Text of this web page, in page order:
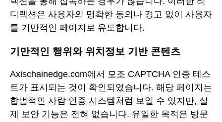
디렉션은 사용자의 명확한 동의나 경고 없이 사용자
를 기만적인 페이지로 유도합니다.
기만적인 행위와 위치정보 기반 콘텐츠
Axischainedge.com에서 모조 CAPTCHA 인증 테스
트가 표시되는 것이 확인되었습니다. 해당 페이지는
합법적인 사람 인증 시스템처럼 보일 수 있지만, 실
제 보안 기능은 전혀 없습니다. 유일한 목적은 방문